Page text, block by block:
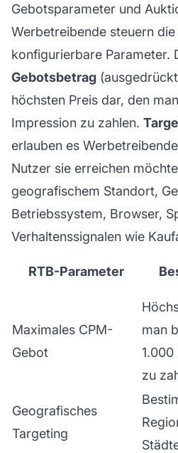
Gebotsparameter und
Werbetreibende steuern
konfigurierbare Parameter.
Gebotsbetrag
höchsten Preis dar, den
Impression zu zahlen.
erlauben es
Nutzer sie erreichen
geografischem Standort,
Betriebssystem, Browser,
Verhaltenssignalen wie
RTB-Parameter
Maximales CPM-
Gebot
man
1.000
zu
Geografisches
Targeting